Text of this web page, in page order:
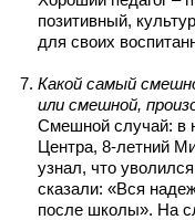
позитивный,
для своих
Какой самый
или смешной,
Смешной случай: в
Центра, 8-летний
узнал, что
сказали: «Вся
после школы». На